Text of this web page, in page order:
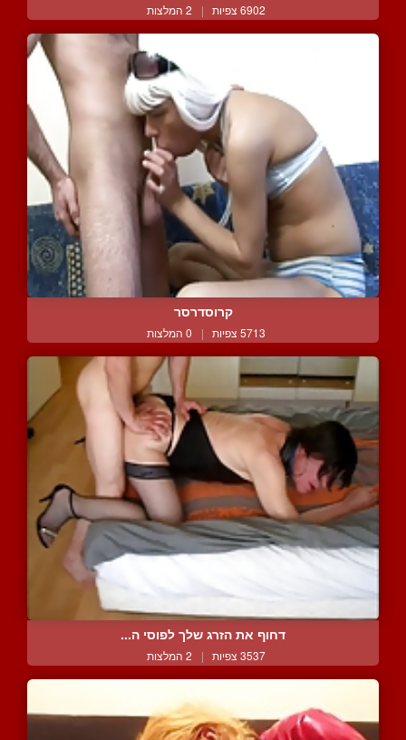
6902 צפיות | 2 המלצות
קרוסדרסר
5713 צפיות | 0 המלצות
דחוף את הזרג שלך לפוסי ה...
3537 צפיות | 2 המלצות